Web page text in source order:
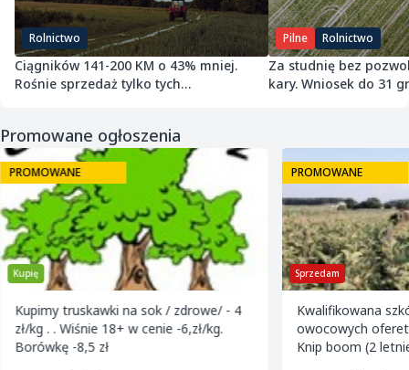
Rolnictwo
Ciągników 141-200 KM o 43% mniej.
Rośnie sprzedaż tylko tych
Pilne Rolnictwo
Za studnię bez
kary. Wniosek do 31
Promowane ogłoszenia
Kupię
PROMOWANE
Kupimy truskawki na sok / zdrowe/ - 4
zł/kg . . Wiśnie 18+ w cenie -6,zł/kg.
Borówkę -8,5 zł
Sprzedam
PROMOWANE
Kwalifikowana
owocowych
Knip boom (2